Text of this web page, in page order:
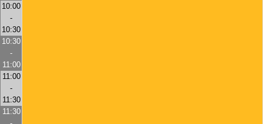
10:00
-
10:30
10:30
-
11:00
11:00
-
11:30
11:30